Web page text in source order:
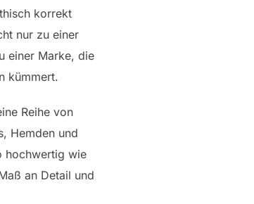
korrekt
nur zu einer
einer Marke, die
kümmert.
Reihe von
Hemden und
hochwertig wie
an Detail und